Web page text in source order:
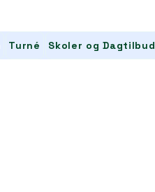
Turné Skoler og Dagtilbud